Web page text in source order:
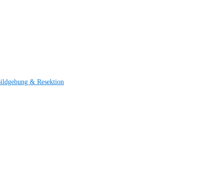
& Resektion